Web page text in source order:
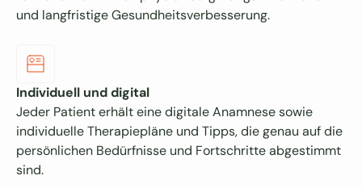
und langfristige Gesundheitsverbesserung.
Individuell und digital
Jeder Patient erhält eine digitale Anamnese sowie
individuelle Therapiepläne und Tipps, die genau auf die
persönlichen Bedürfnisse und Fortschritte abgestimmt
sind.